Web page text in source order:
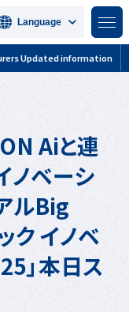
Language
Updated information
Aiと連
ノベーシ
ルBig
ク イノベ
」本日ス